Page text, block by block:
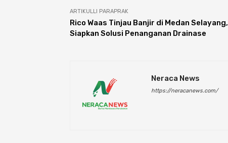
ARTIKULLI PARAPRAK
Rico Waas Tinjau Banjir di Medan Selayang,
Siapkan Solusi Penanganan Drainase
Neraca News
https://neracanews.com/